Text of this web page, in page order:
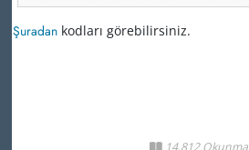
Şuradan kodları görebilirsiniz.
14,812 Okunma